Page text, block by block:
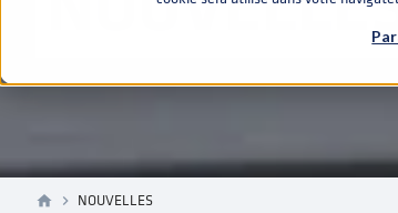
home navigate_next NOUVELLES